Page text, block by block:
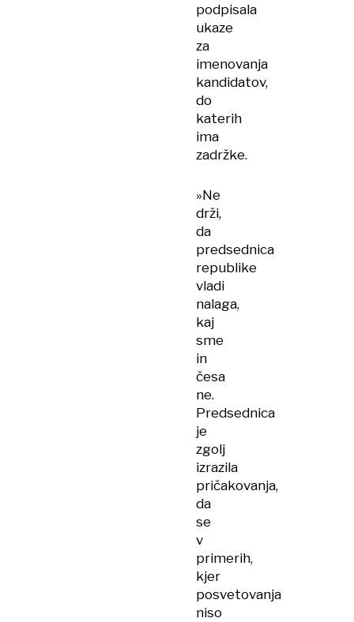
podpisala
ukaze
za
imenovanja
kandidatov,
do
katerih
ima
zadržke.
»Ne
drži,
da
predsednica
republike
vladi
nalaga,
kaj
sme
in
česa
ne.
Predsednica
je
zgolj
izrazila
pričakovanja,
da
se
v
primerih,
kjer
posvetovanja
niso